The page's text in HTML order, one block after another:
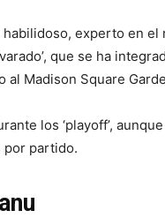
experto en
que se ha
al Madison Square
los ‘playoff’,
por partido.